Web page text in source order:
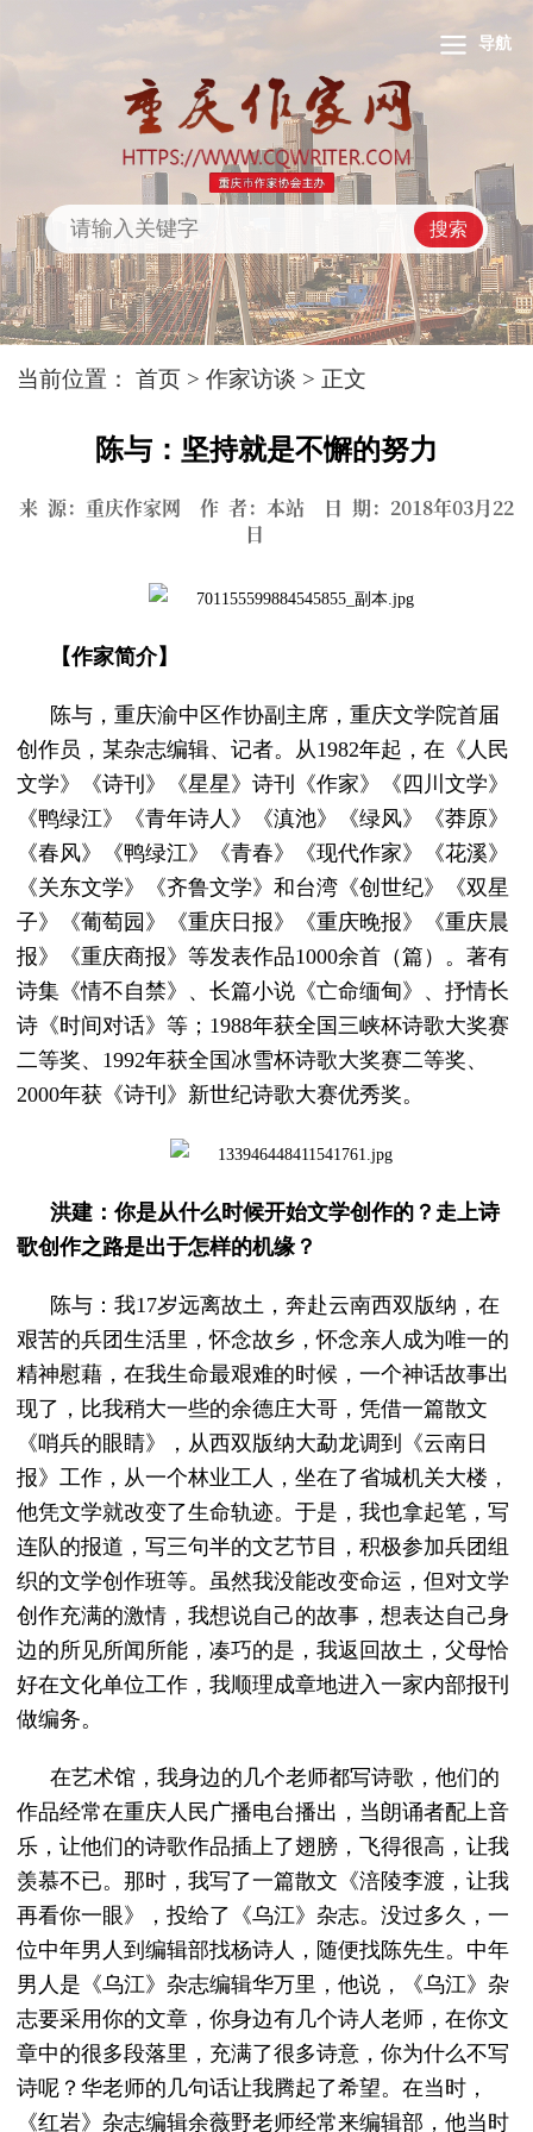
导航
搜索
当前位置：首页 >作家访谈 > 正文
陈与：坚持就是不懈的努力
来 源：重庆作家网 作 者：本站 日 期：2018年03月22
日
【作家简介】
陈与，重庆渝中区作协副主席，重庆文学院首届
创作员，某杂志编辑、记者。从1982年起，在《人民
文学》《诗刊》《星星》诗刊《作家》《四川文学》
《鸭绿江》《青年诗人》《滇池》《绿风》《莽原》
《春风》《鸭绿江》《青春》《现代作家》《花溪》
《关东文学》《齐鲁文学》和台湾《创世纪》《双星
子》《葡萄园》《重庆日报》《重庆晚报》《重庆晨
报》《重庆商报》等发表作品1000余首（篇）。著有
诗集《情不自禁》、长篇小说《亡命缅甸》、抒情长
诗《时间对话》等；1988年获全国三峡杯诗歌大奖赛
二等奖、1992年获全国冰雪杯诗歌大奖赛二等奖、
2000年获《诗刊》新世纪诗歌大赛优秀奖。
洪建：你是从什么时候开始文学创作的？走上诗
歌创作之路是出于怎样的机缘？
陈与：我17岁远离故土，奔赴云南西双版纳，在
艰苦的兵团生活里，怀念故乡，怀念亲人成为唯一的
精神慰藉，在我生命最艰难的时候，一个神话故事出
现了，比我稍大一些的余德庄大哥，凭借一篇散文
《哨兵的眼睛》，从西双版纳大勐龙调到《云南日
报》工作，从一个林业工人，坐在了省城机关大楼，
他凭文学就改变了生命轨迹。于是，我也拿起笔，写
连队的报道，写三句半的文艺节目，积极参加兵团组
织的文学创作班等。虽然我没能改变命运，但对文学
创作充满的激情，我想说自己的故事，想表达自己身
边的所见所闻所能，凑巧的是，我返回故土，父母恰
好在文化单位工作，我顺理成章地进入一家内部报刊
做编务。
在艺术馆，我身边的几个老师都写诗歌，他们的
作品经常在重庆人民广播电台播出，当朗诵者配上音
乐，让他们的诗歌作品插上了翅膀，飞得很高，让我
羡慕不已。那时，我写了一篇散文《涪陵李渡，让我
再看你一眼》，投给了《乌江》杂志。没过多久，一
位中年男人到编辑部找杨诗人，随便找陈先生。中年
男人是《乌江》杂志编辑华万里，他说，《乌江》杂
志要采用你的文章，你身边有几个诗人老师，在你文
章中的很多段落里，充满了很多诗意，你为什么不写
诗呢？华老师的几句话让我腾起了希望。在当时，
《红岩》杂志编辑余薇野老师经常来编辑部，他当时